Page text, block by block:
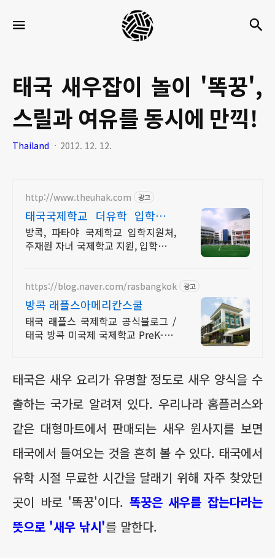
세
팍
크
로
라
태국 새우잡이 놀이 '똑꿍',
스릴과 여유를 동시에 만끽!
Thailand 2012. 12. 12.
http://www.theuhak.com 광고
태국국제학교 더유학 입학시험
및 인터뷰 준비가능
방콕, 파타야 국제학교 입학지원처,
주재원 자녀 국제학교 지원, 입학시험
https://blog.naver.com/rasbangkok 광고
방콕 래플스아메리칸스쿨
태국 래플스 국제학교 공식블로그 /
태국 방콕 미국제 국제학교 PreK-G1
태국은 새우 요리가 유명할 정도로 새우 양식을 수
출하는 국가로 알려져 있다. 우리나라 홈플러스와
같은 대형마트에서 판매되는 새우 원사지를 보면
태국에서 들여오는 것을 흔히 볼 수 있다. 태국에서
유학 시절 무료한 시간을 달래기 위해 자주 찾았던
곳이 바로 '똑꿍'이다. 똑꿍은 새우를 잡는다라는
뜻으로 '새우 낚시'를 말한다.